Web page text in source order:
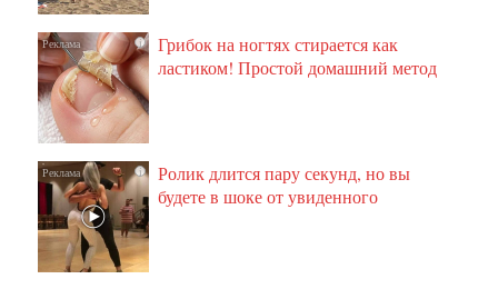
i
Грибок на ногтях стирается как
ластиком! Простой домашний метод
i
Ролик длится пару секунд, но вы
будете в шоке от увиденного